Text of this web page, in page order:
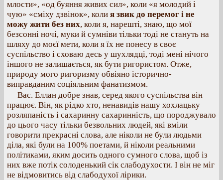
млости», «од буяння живих сил», коли «я молодий і
чую» «сміху дзвінок», коли я звик до перемог і не
можу жити без них, коли я, нарешті, знаю, що мої
безсонні ночі, муки й сумніви тільки тоді не стануть на
шляху до моєї мети, коли я їх не понесу в своє
суспільство і сховаю десь у шухлядці, тоді мені нічого
іншого не залишається, як бути ригористом. Отже,
природу мого ригоризму обвіяно історично-
виправданим соціяльним фанатизмом.
Вас. Еллан добре знав, серед якого суспільства він
працює. Він, як рідко хто, ненавидів нашу хохлацьку
розляпаність і сахаринну сахаринність, що породжувало
до цього часу тільки безвольних людей, які вміли
говорити прекрасні слова, але ніколи не були людьми
діла, які були на 100% поетами, й ніколи реальними
політиками, яким досить одного сумного слова, щоб із
них вже потік солоденький сік слабодухости. І він не міг
не відмовитись від слабодухої лірики.